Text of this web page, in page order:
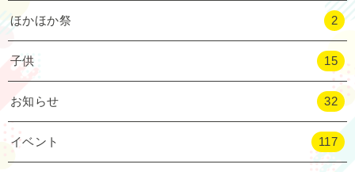
ほかほか祭 2
子供 15
お知らせ 32
イベント 117